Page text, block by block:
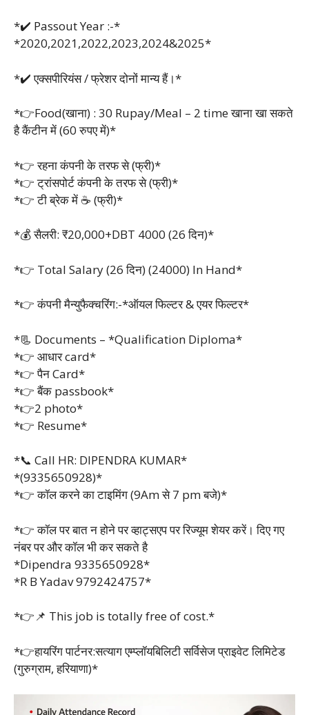
*✔️ Passout Year :-*
*2020,2021,2022,2023,2024&2025*
*✔️ एक्सपीरियंस / फ्रेशर दोनों मान्य हैं।*
*👉Food(खाना) : 30 Rupay/Meal – 2 time खाना खा सकते
है कैंटीन में (60 रुपए में)*
*👉 रहना कंपनी के तरफ से (फ्री)*
*👉 ट्रांसपोर्ट कंपनी के तरफ से (फ्री)*
*👉 टी ब्रेक में ☕ (फ्री)*
*💰 सैलरी: ₹20,000+DBT 4000 (26 दिन)*
*👉 Total Salary (26 दिन) (24000) In Hand*
*👉 कंपनी मैन्युफैक्चरिंग:-*ऑयल फिल्टर & एयर फिल्टर*
*📃 Documents – *Qualification Diploma*
*👉 आधार card*
*👉 पैन Card*
*👉 बैंक passbook*
*👉2 photo*
*👉 Resume*
*📞 Call HR: DIPENDRA KUMAR*
*(9335650928)*
*👉 कॉल करने का टाइमिंग (9Am से 7 pm बजे)*
*👉 कॉल पर बात न होने पर व्हाट्सएप पर रिज्यूम शेयर करें। दिए गए
नंबर पर और कॉल भी कर सकते है
*Dipendra 9335650928*
*R B Yadav 9792424757*
*👉📌 This job is totally free of cost.*
*👉हायरिंग पार्टनर:सत्याग एम्प्लॉयबिलिटी सर्विसेज प्राइवेट लिमिटेड
(गुरुग्राम, हरियाणा)*